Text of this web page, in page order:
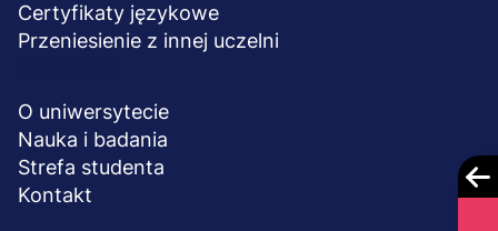
Certyfikaty językowe
Przeniesienie z innej uczelni
O uniwersytecie
Nauka i badania
Strefa studenta
Kontakt